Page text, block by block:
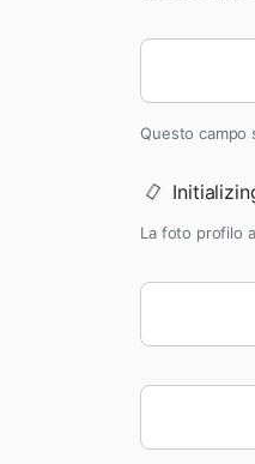
Questo campo
La foto profilo